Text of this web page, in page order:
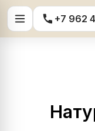
+7 962
Главная / Каталог /